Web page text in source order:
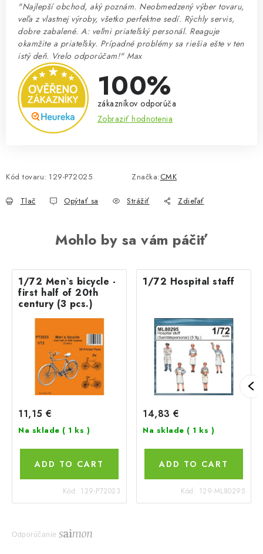
"Najlepší obchod, aký poznám. Neobmedzený výber tovaru,
veľa z vlastnej výroby, všetko perfektne sedí. Rýchly servis,
dobre zabalené. A: veľmi priateľský personál. Reaguje
okamžite a priateľsky. Prípadné problémy sa riešia ešte v ten
istý deň. Vrelo odporúčam!" Max
100%
zákazníkov odporúča
Zobraziť hodnotenia
Kód tovaru: 129-P72025 Značka:CMK
Tlač Opýtať sa Strážiť Zdieľať
Mohlo by sa vám páčiť
1/72 Men`s bicycle -
first half of 20th
century (3 pcs.)
11,15 €
Na sklade ( 1 ks )
ADD TO CART
Kód: 129-P72023
1/72 Hospital staff
14,83 €
Na sklade ( 1 ks )
ADD TO CART
Kód: 129-ML80295
Odporúčanie